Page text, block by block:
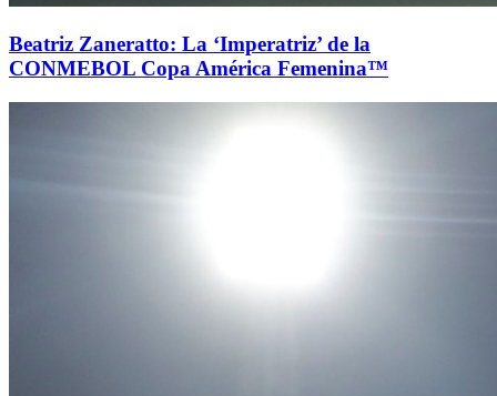
Beatriz Zaneratto: La ‘Imperatriz’ de la
CONMEBOL Copa América Femenina™